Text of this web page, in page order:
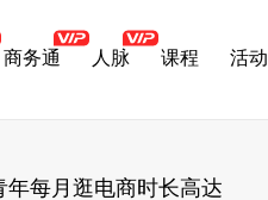
商务通 人脉 课程 活动
每月逛电商时长高达